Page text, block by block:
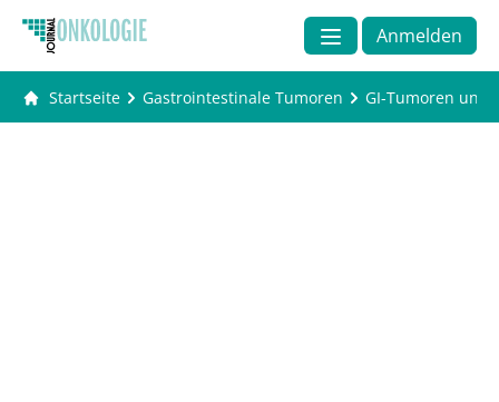
Anmelden
Startseite Gastrointestinale Tumoren GI-Tumoren und